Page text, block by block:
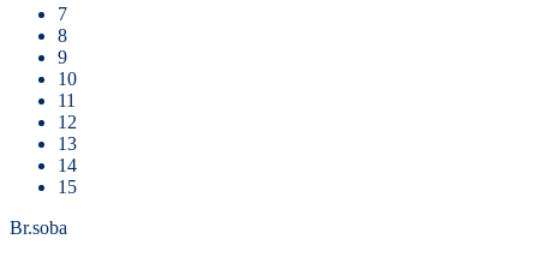
7
8
9
10
11
12
13
14
15
Br.soba